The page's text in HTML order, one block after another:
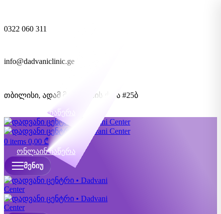
0322 060 311
info@dadvaniclinic.ge
თბილისი, ადამ მიცკევიჩის ქუჩა #25ბ
ონლაინ ჩაწერა
0 items 0,00 ₾
ონლაინ ჩაწერა
ᲛᲔᲜᲘᲣ